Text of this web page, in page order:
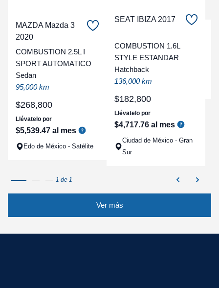
MAZDA Mazda 3
2020
COMBUSTION 2.5L I
SPORT AUTOMATICO
Sedan
95,000 km
$268,800
Llévatelo por
$5,539.47 al mes
Edo de México - Satélite
SEAT IBIZA 2017
COMBUSTION 1.6L
STYLE ESTANDAR
Hatchback
136,000 km
$182,800
Llévatelo por
$4,717.76 al mes
Ciudad de México - Gran
Sur
1 de 1
Ver más